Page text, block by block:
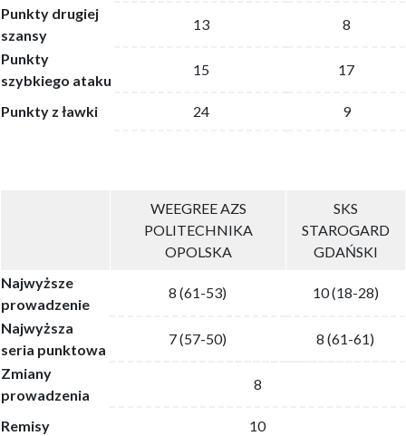
Punkty drugiej
szansy
13
8
Punkty
szybkiego ataku
15 17
Punkty z ławki 24 9
WEEGREE AZS
POLITECHNIKA
OPOLSKA
SKS
STAROGARD
GDAŃSKI
Najwyższe
prowadzenie
8 (61-53) 10 (18-28)
Najwyższa
seria punktowa
7 (57-50)
8 (61-61)
Zmiany
prowadzenia
8
Remisy
10